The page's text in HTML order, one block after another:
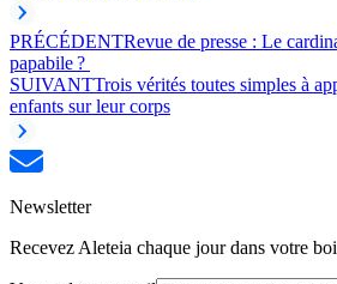
PRÉCÉDENTRevue de presse : Le
papabile ?
SUIVANTTrois vérités toutes simples à
enfants sur leur corps
Newsletter
Recevez Aleteia chaque jour dans votre